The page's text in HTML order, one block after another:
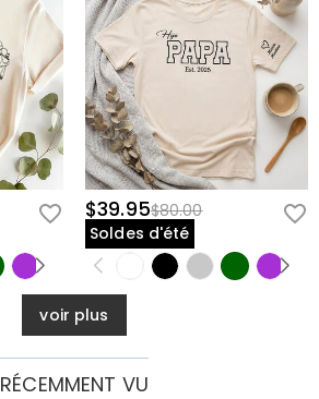
$39.95$80.00
Soldes d'été
voir plus
RÉCEMMENT VU